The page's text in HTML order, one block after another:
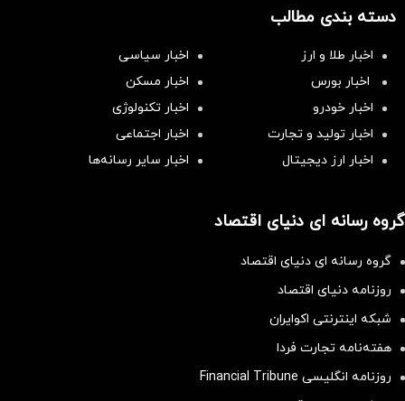
دسته بندی مطالب
اخبار طلا و ارز
اخبار سیاسی
اخبار بورس
اخبار مسکن
اخبار خودرو
اخبار تکنولوژی
اخبار تولید و تجارت
اخبار اجتماعی
اخبار ارز دیجیتال
اخبار سایر رسانه‌‌ها
گروه رسانه ای دنیای اقتصاد
گروه رسانه ای دنیای اقتصاد
روزنامه دنیای اقتصاد
شبکه اینترنتی اکوایران
هفته‌نامه تجارت فردا
روزنامه انگلیسی Financial Tribune